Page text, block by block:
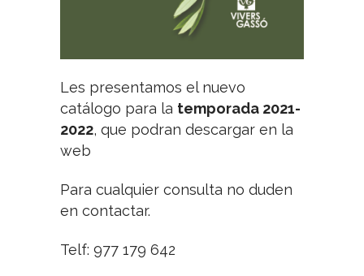
Les presentamos el nuevo
catálogo para la temporada 2021-
2022, que podran descargar en la
web
Para cualquier consulta no duden
en contactar.
Telf: 977 179 642